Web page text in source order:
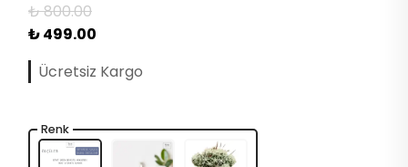
₺ 800.00
₺ 499.00
Ücretsiz Kargo
Renk